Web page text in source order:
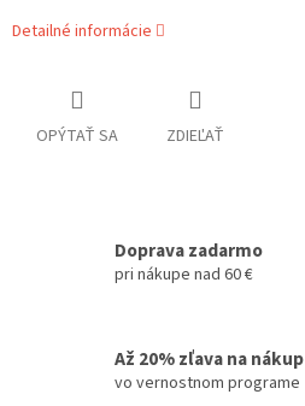
Detailné informácie
OPÝTAŤ SA ZDIEĽAŤ
Doprava zadarmo
pri nákupe nad 60 €
Až 20% zľava na nákup
vo vernostnom programe